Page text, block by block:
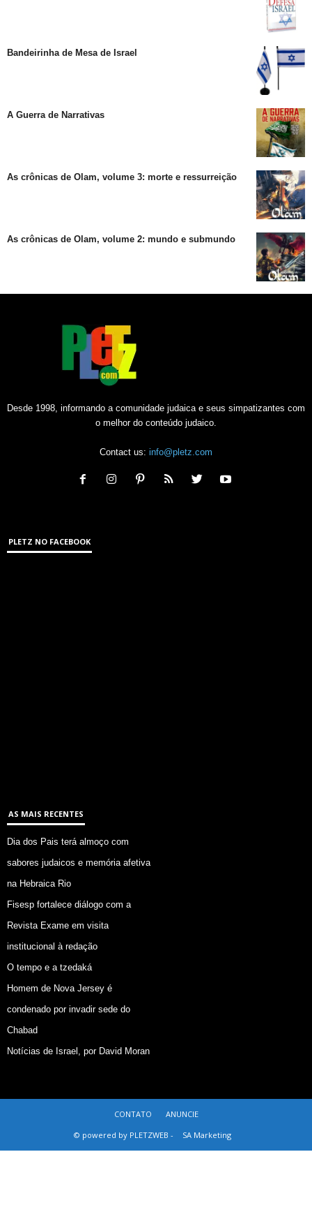
Bandeirinha de Mesa de Israel
A Guerra de Narrativas
As crônicas de Olam, volume 3: morte e ressurreição
As crônicas de Olam, volume 2: mundo e submundo
Desde 1998, informando a comunidade judaica e seus simpatizantes com
o melhor do conteúdo judaico.
Contact us: info@pletz.com
PLETZ NO FACEBOOK
AS MAIS RECENTES
Dia dos Pais terá almoço com
sabores judaicos e memória afetiva
na Hebraica Rio
Fisesp fortalece diálogo com a
Revista Exame em visita
institucional à redação
O tempo e a tzedaká
Homem de Nova Jersey é
condenado por invadir sede do
Chabad
Notícias de Israel, por David Moran
CONTATO
ANUNCIE
© powered by PLETZWEB -
SA Marketing